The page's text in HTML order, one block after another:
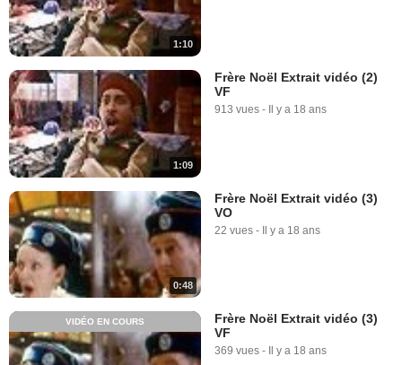
1:10
1:09
Frère Noël Extrait vidéo (2)
VF
913 vues - Il y a 18 ans
0:48
Frère Noël Extrait vidéo (3)
VO
22 vues - Il y a 18 ans
VIDÉO EN COURS
Frère Noël Extrait vidéo (3)
VF
369 vues - Il y a 18 ans